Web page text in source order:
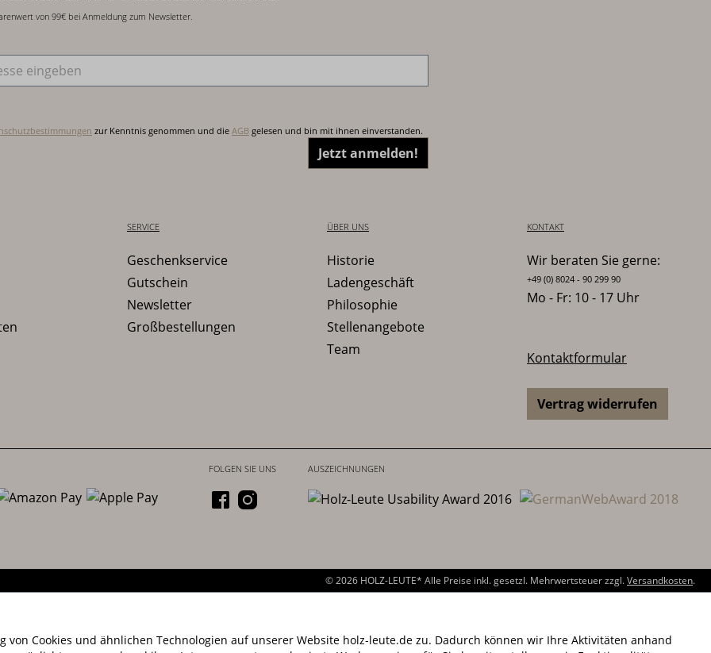
von 99€ bei Anmeldung zum Newsletter.
*
zur Kenntnis genommen und die AGB gelesen und bin mit ihnen einverstanden.
Jetzt anmelden!
SERVICE
Geschenkservice
Gutschein
Newsletter
Großbestellungen
ÜBER UNS
Historie
Ladengeschäft
Philosophie
Stellenangebote
Team
KONTAKT
Wir beraten Sie gerne:
+49 (0) 8024 - 90 299 90
Mo - Fr: 10 - 17 Uhr
Kontaktformular
Vertrag widerrufen
VERSAND
© 2026 HOLZ-LEUTE* Alle Preise inkl. gesetzl. Mehrwertsteuer zzgl.Versandkosten.
von Cookies und ähnlichen Technologien auf unserer Website holz-leute.de zu. Dadurch können wir Ihre Aktivitäten anhand